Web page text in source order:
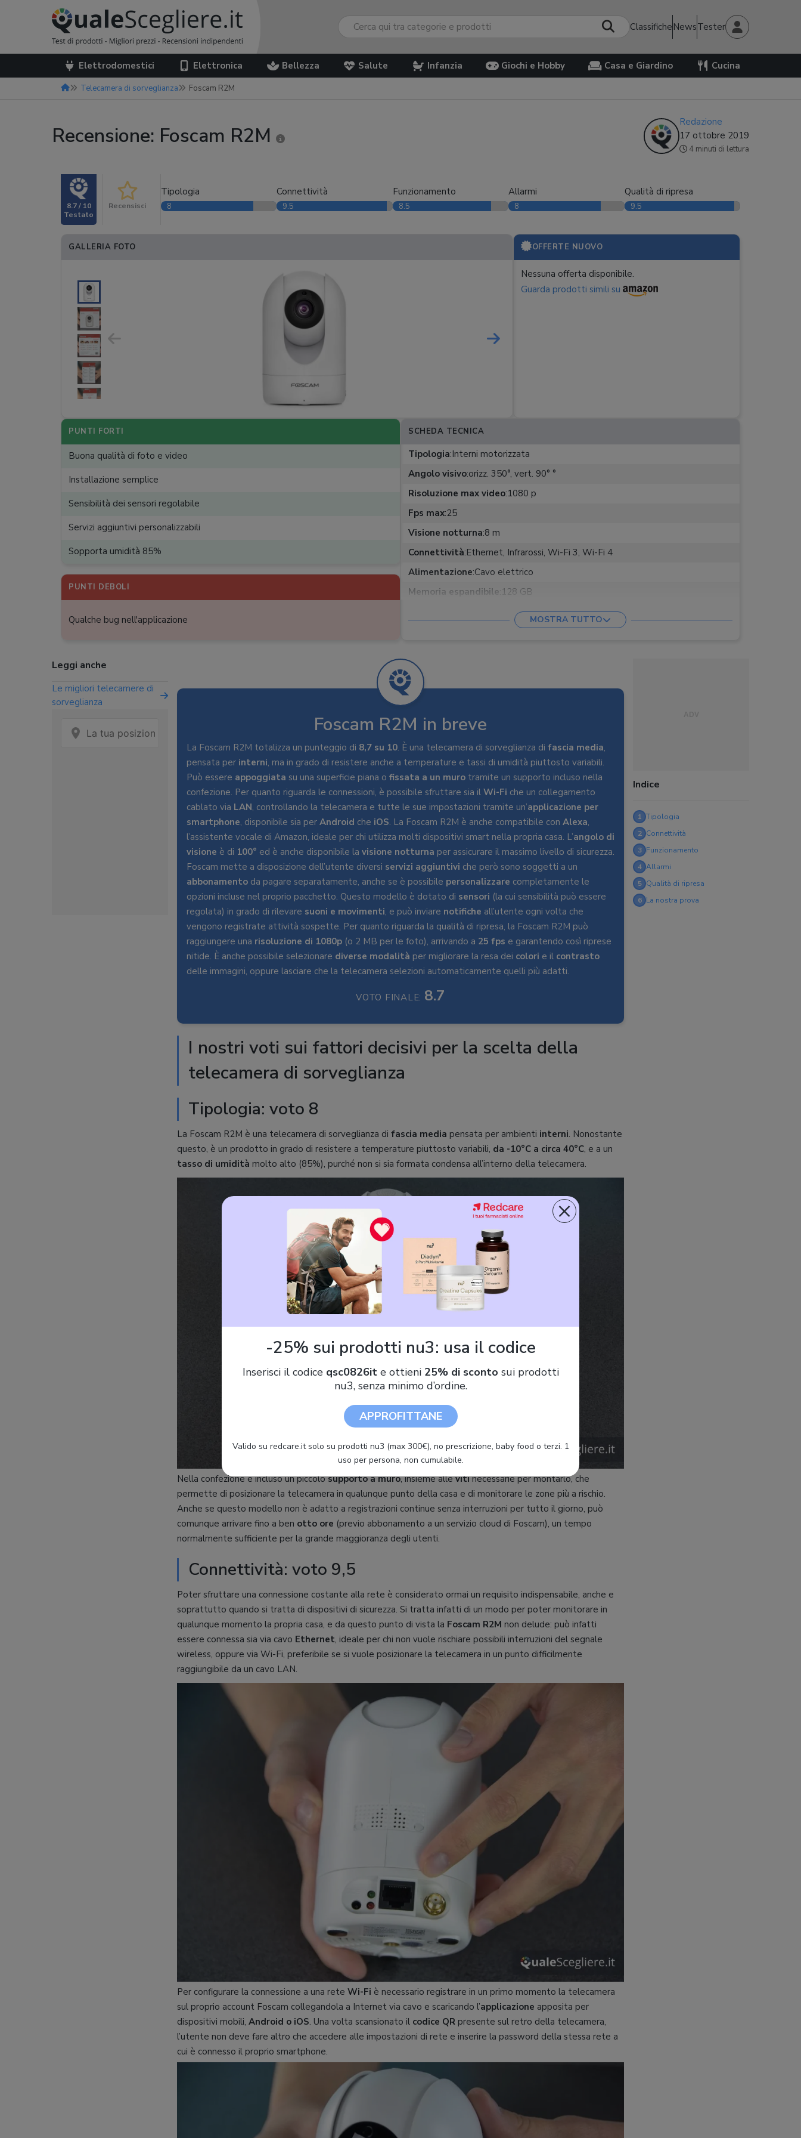
Classifiche NewsTester
Elettrodomestici Elettronica Bellezza Salute Infanzia Giochi e Hobby Casa e Giardino Cucina
Telecamera di sorveglianza Foscam R2M
Recensione: Foscam R2M
Redazione
17 ottobre 2019
4 minuti di lettura
8.7 / 10 Recensisci
Tipologia
8
Connettività
9.5
Funzionamento
8.5
Allarmi
8
Qualità di ripresa
9.5
GALLERIA FOTO OFFERTE NUOVO
Nessuna offerta disponibile.
Guarda prodotti simili su
SCHEDA TECNICA
Tipologia:Interni motorizzata
Angolo visivo:orizz. 350°, vert. 90° °
Risoluzione max video:1080 p
Fps max:25
Visione notturna:8 m
Connettività:Ethernet, Infrarossi, Wi-Fi 3, Wi-Fi 4
Alimentazione:Cavo elettrico
Memoria espandibile: 128 GB
Notifiche push immagine, E-mail immagini
Assistenti vocali
Sensori:Rumore, VMD
Fissabile al muro:
Cloud:Sì, su abbonamento
MOSTRA TUTTO
PUNTI FORTI
Buona qualità di foto e video
Installazione semplice
Sensibilità dei sensori regolabile
Servizi aggiuntivi personalizzabili
Sopporta umidità 85%
PUNTI DEBOLI
Qualche bug nell'applicazione
Indice
1 Tipologia
2 Connettività
3 Funzionamento
4 Allarmi
5 Qualità di ripresa
6 La nostra prova
Foscam R2M in breve
La Foscam R2M totalizza un punteggio di 8,7 su 10. È una telecamera di sorveglianza di fascia media,
pensata per interni, ma in grado di resistere anche a temperature e tassi di umidità piuttosto variabili.
Può essere appoggiata su una superficie piana o fissata a un muro tramite un supporto incluso nella
confezione. Per quanto riguarda le connessioni, è possibile sfruttare sia il Wi-Fi che un collegamento
cablato via LAN, controllando la telecamera e tutte le sue impostazioni tramite un’applicazione per
smartphone, disponibile sia per Android che iOS. La Foscam R2M è anche compatibile con Alexa,
l’assistente vocale di Amazon, ideale per chi utilizza molti dispositivi smart nella propria casa. L’angolo di
visione è di 100° ed è anche disponibile la visione notturna per assicurare il massimo livello di sicurezza.
Foscam mette a disposizione dell’utente diversi servizi aggiuntivi che però sono soggetti a un
abbonamento da pagare separatamente, anche se è possibile personalizzare completamente le
opzioni incluse nel proprio pacchetto. Questo modello è dotato di sensori (la cui sensibilità può essere
regolata) in grado di rilevare suoni e movimenti, e può inviare notifiche all’utente ogni volta che
vengono registrate attività sospette. Per quanto riguarda la qualità di ripresa, la Foscam R2M può
raggiungere una risoluzione di 1080p (o 2 MB per le foto), arrivando a 25 fps e garantendo così riprese
nitide. È anche possibile selezionare diverse modalità per migliorare la resa dei colori e il contrasto
delle immagini, oppure lasciare che la telecamera selezioni automaticamente quelli più adatti.
VOTO FINALE: 8.7
I nostri voti sui fattori decisivi per la scelta della
telecamera di sorveglianza
Tipologia: voto 8
La Foscam R2M è una telecamera di sorveglianza di fascia media pensata per ambienti interni. Nonostante
questo, è un prodotto in grado di resistere a temperature piuttosto variabili, da -10°C a circa 40°C, e a un
tasso di umidità molto alto (85%), purché non si sia formata condensa all’interno della telecamera.
Nella confezione è incluso un piccolosupporto a muro, insieme allevitinecessarie per montarlo, che
permette di posizionare la telecamera in qualunque punto della casa e di monitorare le zone più a rischio.
Anche se questo modello non è adatto a registrazioni continue senza interruzioni per tutto il giorno, può
comunque arrivare fino a ben otto ore (previo abbonamento a un servizio cloud di Foscam), un tempo
normalmente sufficiente per la grande maggioranza degli utenti.
Connettività: voto 9,5
Poter sfruttare una connessione costante alla rete è considerato ormai un requisito indispensabile, anche e
soprattutto quando si tratta di dispositivi di sicurezza. Si tratta infatti di un modo per poter monitorare in
qualunque momento la propria casa, e da questo punto di vista la Foscam R2M non delude: può infatti
essere connessa sia via cavo Ethernet, ideale per chi non vuole rischiare possibili interruzioni del segnale
wireless, oppure via Wi-Fi, preferibile se si vuole posizionare la telecamera in un punto difficilmente
raggiungibile da un cavo LAN.
Per configurare la connessione a una rete Wi-Fi è necessario registrare in un primo momento la telecamera
sul proprio account Foscam collegandola a Internet via cavo e scaricando l’applicazione apposita per
dispositivi mobili, Android o iOS. Una volta scansionato il codice QR presente sul retro della telecamera,
l’utente non deve fare altro che accedere alle impostazioni di rete e inserire la password della stessa rete a
cui è connesso il proprio smartphone.
Leggi anche
Le migliori telecamere di
sorveglianza
×
-25% sui prodotti nu3: usa il codice
Inserisci il codice qsc0826ite ottieni 25% di sconto sui prodotti
nu3, senza minimo d’ordine.
APPROFITTANE
Valido su redcare.it solo su prodotti nu3 (max 300€), no prescrizione, baby food o terzi. 1
uso per persona, non cumulabile.